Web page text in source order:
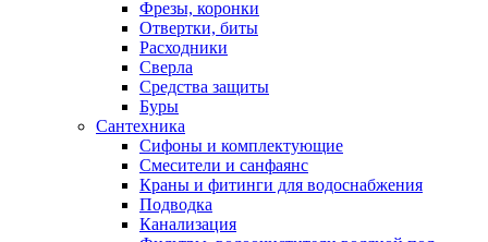
Фрезы, коронки
Отвертки, биты
Расходники
Сверла
Средства защиты
Буры
Сантехника
Сифоны и комплектующие
Смесители и санфаянс
Краны и фитинги для водоснабжения
Подводка
Канализация